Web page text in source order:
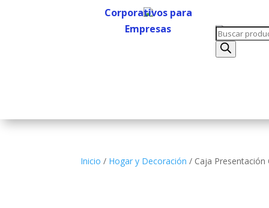
Corporativos para
Empresas
Búsqueda
de
productos
Inicio / Hogar y Decoración / Caja Presentación